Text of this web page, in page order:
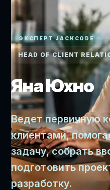
ЭКСПЕРТ JACKCODE
HEAD OF CLIENT
Яна Юхно
Ведет первичную
клиентами,
задачу, собрать
подготовить
разработку.